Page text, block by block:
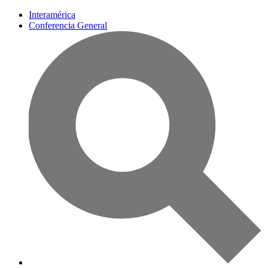
Interamérica
Conferencia General